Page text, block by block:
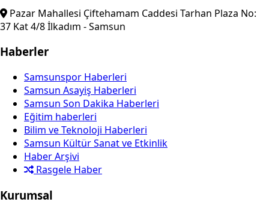
Pazar Mahallesi Çiftehamam Caddesi Tarhan Plaza No:
37 Kat 4/8 İlkadım - Samsun
Haberler
Samsunspor Haberleri
Samsun Asayiş Haberleri
Samsun Son Dakika Haberleri
Eğitim haberleri
Bilim ve Teknoloji Haberleri
Samsun Kültür Sanat ve Etkinlik
Haber Arşivi
Rasgele Haber
Kurumsal